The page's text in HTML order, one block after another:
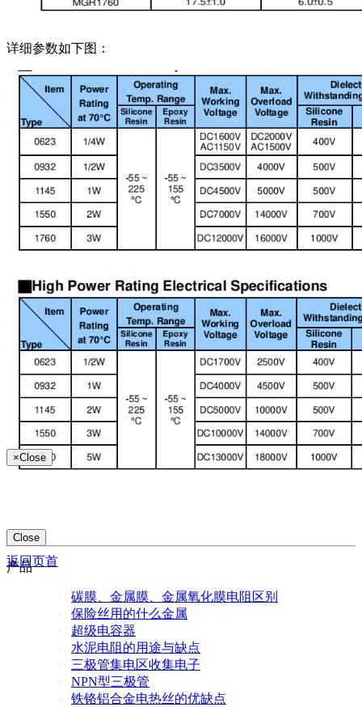
详细参数如下图：
返回页首
×Close
Close
产品
碳膜、金属膜、金属氧化膜电阻区别
保险丝用的什么金属
超级电容器
水泥电阻的用途与缺点
三极管集电区收集电子
NPN型三极管
铁铬铝合金电热丝的优缺点